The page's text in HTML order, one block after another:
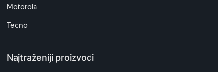
Motorola
Tecno
Najtraženiji proizvodi